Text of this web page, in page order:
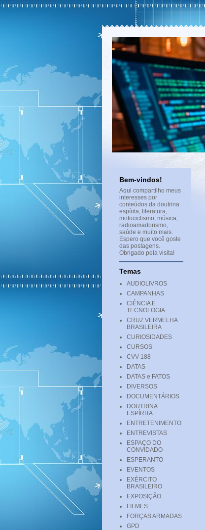
Bem-vindos!
Aqui compartilho meus
interesses por
conteúdos da doutrina
espírita, literatura,
motociclismo, música,
radioamadorismo,
saúde e muito mais.
Espero que você goste
das postagens.
Obrigado pela visita!
Temas
AUDIOLIVROS
CAMPANHAS
CIÊNCIA E
TECNOLOGIA
CRUZ VERMELHA
BRASILEIRA
CURIOSIDADES
CURSOS
CVV-188
DATAS
DATAS e FATOS
DIVERSOS
DOCUMENTÁRIOS
DOUTRINA
ESPÍRITA
ENTRETENIMENTO
ENTREVISTAS
ESPAÇO DO
CONVIDADO
ESPERANTO
EVENTOS
EXÉRCITO
BRASILEIRO
EXPOSIÇÃO
FILMES
FORÇAS ARMADAS
GPD